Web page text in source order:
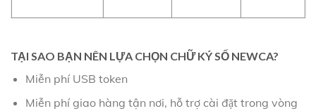
TẠI SAO BẠN NÊN LỰA CHỌN CHỮ KÝ SỐ NEWCA?
Miễn phí USB token
Miễn phí giao hàng tận nơi, hỗ trợ cài đặt trong vòng